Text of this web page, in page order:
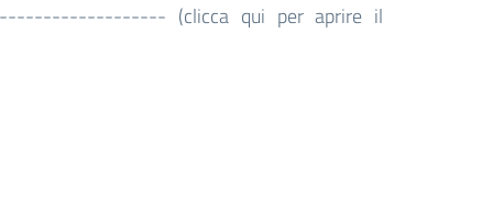
(clicca qui per aprire il